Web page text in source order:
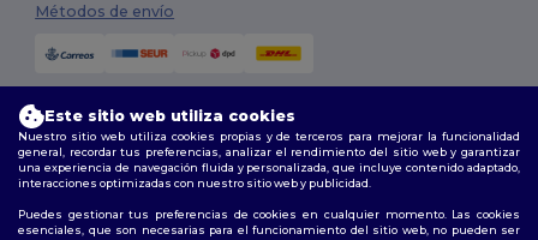
Métodos de envío
Síguenos
Este sitio web utiliza cookies
Nuestro sitio web utiliza cookies propias y de terceros para mejorar la funcionalidad
general, recordar tus preferencias, analizar el rendimiento del sitio web y garantizar
una experiencia de navegación fluida y personalizada, que incluye contenido adaptado,
interacciones optimizadas con nuestro sitio web y publicidad.
Puedes gestionar tus preferencias de cookies en cualquier momento. Las cookies
esenciales, que son necesarias para el funcionamiento del sitio web, no pueden ser